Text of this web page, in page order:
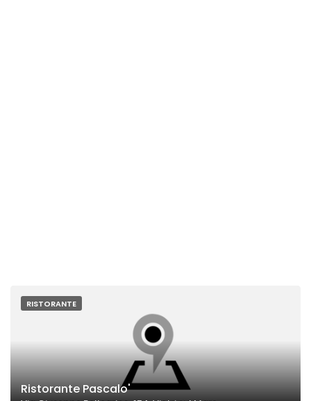
RISTORANTE
Ristorante Pascalo'